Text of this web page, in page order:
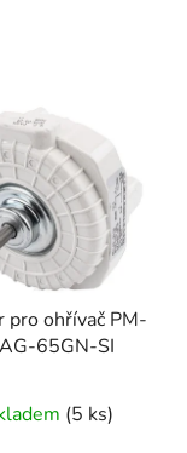
pro ohřívač PM-
65GN-SI
(5 ks)